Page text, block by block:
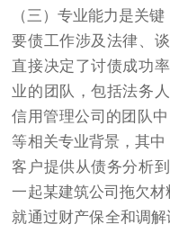
（三）专业能力是关键
要债工作涉及法律、
直接决定了讨债成功
业的团队，包括法务
信用管理公司的团队
等相关专业背景，其
客户提供从债务分析
一起某建筑公司拖欠
就通过财产保全和调